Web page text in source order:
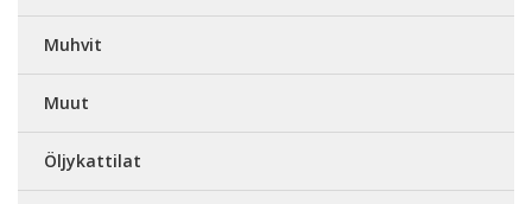
Muhvit
Muut
Öljykattilat